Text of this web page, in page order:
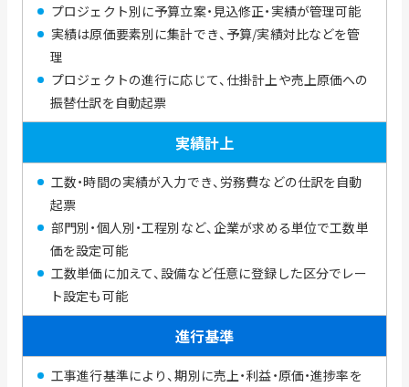
プロジェクト別に予算立案・見込修正・実績が管理可能
実績は原価要素別に集計でき、予算/実績対比などを管
理
プロジェクトの進行に応じて、仕掛計上や売上原価への
振替仕訳を自動起票
実績計上
工数・時間の実績が入力でき、労務費などの仕訳を自動
起票
部門別・個人別・工程別など、企業が求める単位で工数単
価を設定可能
工数単価に加えて、設備など任意に登録した区分でレー
ト設定も可能
進行基準
工事進行基準により、期別に売上・利益・原価・進捗率を